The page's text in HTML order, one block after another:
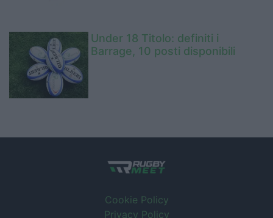
Under 18 Titolo: definiti i
Barrage, 10 posti disponibili
Cookie Policy
Privacy Policy